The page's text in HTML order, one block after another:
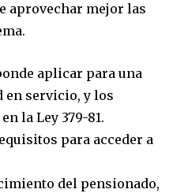
aprovechar mejor las
aplicar para una
en servicio, y los
la Ley 379-81.
para acceder a
del pensionado,